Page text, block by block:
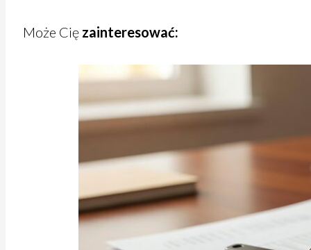
Może Cię zainteresować: